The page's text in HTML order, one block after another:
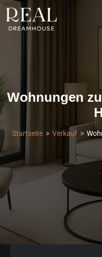
Wohnungen
Startseite Verkauf